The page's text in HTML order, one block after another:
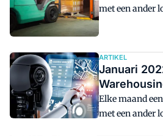
met een ander
ARTIKEL
Januari
Elke maand
met een ander